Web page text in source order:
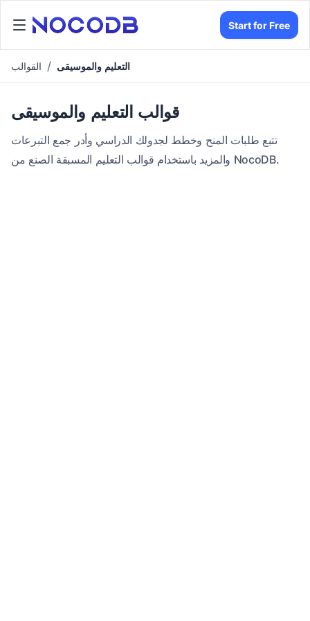
Start for Free
القوالب التعليم والموسيقى
قوالب التعليم والموسيقى
تتبع طلبات المنح وخطط لجدولك الدراسي وأدر جمع التبرعات
والمزيد باستخدام قوالب التعليم المسبقة الصنع من NocoDB.